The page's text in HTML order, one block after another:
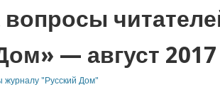
— август 2017
журналу "Русский Дом"